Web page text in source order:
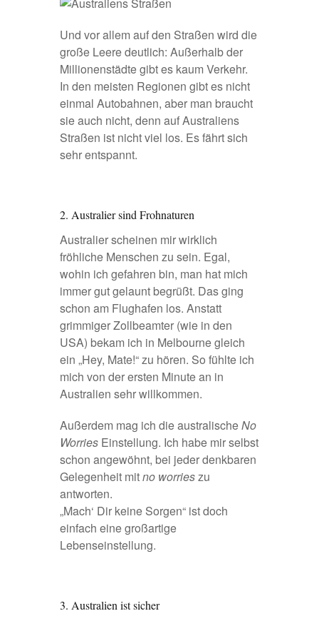
Und vor allem auf den Straßen wird die
große Leere deutlich: Außerhalb der
Millionenstädte gibt es kaum Verkehr.
In den meisten Regionen gibt es nicht
einmal Autobahnen, aber man braucht
sie auch nicht, denn auf Australiens
Straßen ist nicht viel los. Es fährt sich
sehr entspannt.
2. Australier sind Frohnaturen
Australier scheinen mir wirklich
fröhliche Menschen zu sein. Egal,
wohin ich gefahren bin, man hat mich
immer gut gelaunt begrüßt. Das ging
schon am Flughafen los. Anstatt
grimmiger Zollbeamter (wie in den
USA) bekam ich in Melbournegleich
ein „Hey, Mate!“ zu hören. So fühlte ich
mich von der ersten Minute an in
Australien sehr willkommen.
Außerdem mag ich die australischeNo
Worries Einstellung. Ich habe mir selbst
schon angewöhnt, bei jeder denkbaren
Gelegenheit mitno worrieszu
antworten.
„Mach‘ Dir keine Sorgen“ ist doch
einfach eine großartige
Lebenseinstellung.
3. Australien ist sicher